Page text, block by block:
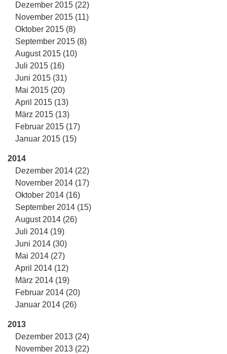
Dezember 2015 (22)
November 2015 (11)
Oktober 2015 (8)
September 2015 (8)
August 2015 (10)
Juli 2015 (16)
Juni 2015 (31)
Mai 2015 (20)
April 2015 (13)
März 2015 (13)
Februar 2015 (17)
Januar 2015 (15)
2014
Dezember 2014 (22)
November 2014 (17)
Oktober 2014 (16)
September 2014 (15)
August 2014 (26)
Juli 2014 (19)
Juni 2014 (30)
Mai 2014 (27)
April 2014 (12)
März 2014 (19)
Februar 2014 (20)
Januar 2014 (26)
2013
Dezember 2013 (24)
November 2013 (22)